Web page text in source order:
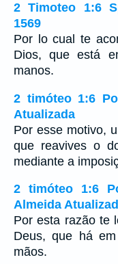
2 Timoteo 1:6
1569
Por lo cual te
Dios, que está
manos.
2 timóteo 1:6
Atualizada
Por esse motivo,
que reavives o
mediante a
2 timóteo 1:6
Almeida
Por esta razão te
Deus, que há
mãos.